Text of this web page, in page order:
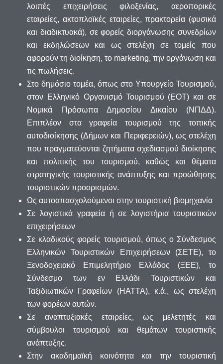
λοιπές επιχειρήσεις φιλοξενίας, αεροπορικές
εταιρείες, ακτοπλοϊκές εταιρείες, πρακτορεία (φυσικά
και διαδικτυακά), σε φορείς διοργάνωσης συνεδρίων
και εκδηλώσεων και ως στελέχη σε τομείς που
αφορούν τη διοίκηση, το marketing, την οργάνωση και
τις πωλήσεις.
Στο δημόσιο τομέα, όπως στο Υπουργείο Τουρισμού,
στον Ελληνικό Οργανισμό Τουρισμού (ΕΟΤ) και σε
Νομικά Πρόσωπα Δημοσίου Δικαίου (ΝΠΔΔ).
Επιπλέον στα γραφεία τουρισμού της τοπικής
αυτοδιοίκησης (Δήμων και Περιφερειών), ως στελέχη
που πραγματεύονται ζητήματα σχεδιασμού διοίκησης
και πολιτικής του τουρισμού, καθώς και θέματα
στρατηγικής τουριστικής ανάπτυξης και προώθησης
τουριστικών προορισμών.
Ως αυτοαπασχολούμενοι στην τουριστική βιομηχανία
Σε λογιστικά γραφεία ή σε λογιστήρια τουριστικών
επιχειρήσεων
Σε κλαδικούς φορείς τουρισμού, όπως ο Σύνδεσμος
Ελληνικών Τουριστικών Επιχειρήσεων (ΣΕΤΕ), το
Ξενοδοχειακό Επιμελητήριο Ελλάδος (ΞΕΕ), το
Σύνδεσμο των εν Ελλάδι Τουριστικών και
Ταξιδιωτικών Γραφείων (ΗΑΤΤΑ), κ.ά., ως στελέχη
των φορέων αυτών.
Σε αναπτυξιακές εταιρείες, ως μελετητές και
σύμβουλοι τουρισμού και θεμάτων τουριστικής
ανάπτυξης.
Στην ακαδημαϊκή κοινότητα και την τουριστική